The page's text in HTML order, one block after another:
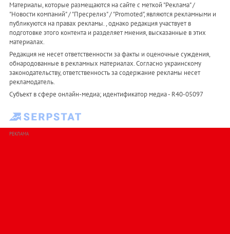
Материалы, которые размещаются на сайте с меткой "Реклама" /
"Новости компаний" / "Пресрелиз" / "Promoted", являются рекламными и
публикуются на правах рекламы. , однако редакция участвует в
подготовке этого контента и разделяет мнения, высказанные в этих
материалах.
Редакция не несет ответственности за факты и оценочные суждения,
обнародованные в рекламных материалах. Согласно украинскому
законодательству, ответственность за содержание рекламы несет
рекламодатель.
Субъект в сфере онлайн-медиа; идентификатор медиа - R40-05097
РЕКЛАМА